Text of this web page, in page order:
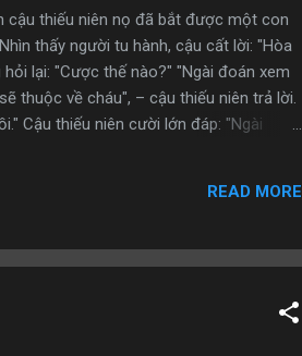
cậu thiếu niên nọ đã bắt được một con
thấy người tu hành, cậu cất lời: "Hòa
lại: "Cược thế nào?" "Ngài đoán xem
thuộc về cháu", – cậu thiếu niên trả lời.
Cậu thiếu niên cười lớn đáp: "Ngài
để tâm lắm mà vui vẻ gánh gánh củi
READ MORE